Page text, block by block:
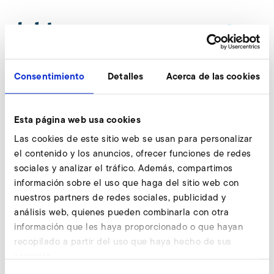
Consentimiento Detalles Acerca de las cookies
Esta página web usa cookies
Las cookies de este sitio web se usan para personalizar
el contenido y los anuncios, ofrecer funciones de redes
sociales y analizar el tráfico. Además, compartimos
información sobre el uso que haga del sitio web con
nuestros partners de redes sociales, publicidad y
análisis web, quienes pueden combinarla con otra
información que les haya proporcionado o que hayan
recopilado a partir del uso que haya hecho de sus
Nosotros le ayudamos.
En todo el mundo.
Por favor seleccione el departamento
requerido (p.e., Recursos Humanos, Servicio
Postventa) así como el país
correspondiente. Encontrará de este modo
el contacto adecuado a sus necesidades.